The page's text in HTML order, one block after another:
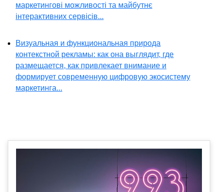
маркетингові можливості та майбутнє
інтерактивних сервісів...
Визуальная и функциональная природа
контекстной рекламы: как она выглядит, где
размещается, как привлекает внимание и
формирует современную цифровую экосистему
маркетинга...